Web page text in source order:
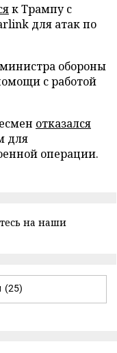
к Трампу с
для атак по
обороны
с работой
отказался
для
операции.
на наши
(25)